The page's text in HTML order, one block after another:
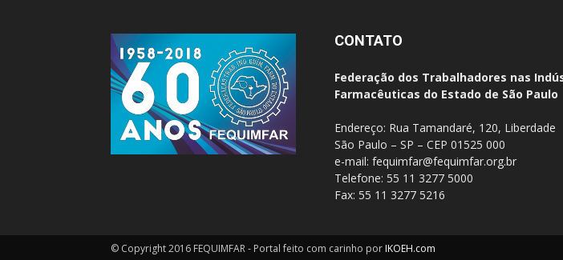
CONTATO
Federação dos Trabalhadores nas
Farmacêuticas do Estado de São Paulo
Endereço: Rua Tamandaré, 120, Liberdade
São Paulo – SP – CEP 01525 000
e-mail: fequimfar@fequimfar.org.br
Telefone: 55 11 3277 5000
Fax: 55 11 3277 5216
© Copyright 2016 FEQUIMFAR - Portal feito com carinho por IKOEH.com